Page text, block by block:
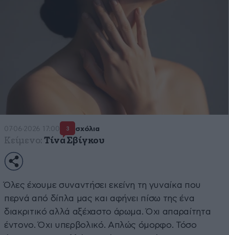
07·06·2026 17:00 3 σχόλια
Κείμενο: Τίνα Σβίγκου
Όλες έχουμε συναντήσει εκείνη τη γυναίκα που
περνά από δίπλα μας και αφήνει πίσω της ένα
διακριτικό αλλά αξέχαστο άρωμα. Όχι απαραίτητα
έντονο. Όχι υπερβολικό. Απλώς όμορφο. Τόσο